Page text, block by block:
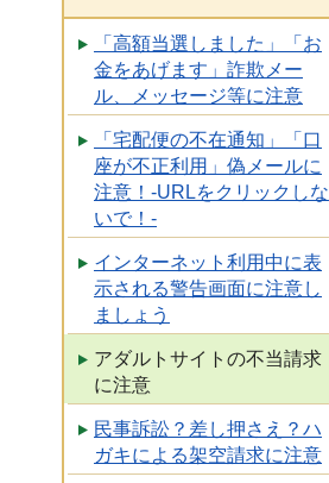
「高額当選しました」「お
金をあげます」詐欺メー
ル、メッセージ等に注意
「宅配便の不在通知」「口
座が不正利用」偽メールに
注意！-URLをクリックしな
いで！-
インターネット利用中に表
示される警告画面に注意し
ましょう
アダルトサイトの不当請求
に注意
民事訴訟？差し押さえ？ハ
ガキによる架空請求に注意